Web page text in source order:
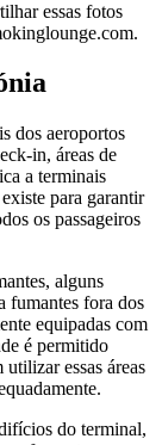
essas fotos
dos aeroportos
in, áreas de
a terminais
para garantir
os passageiros
alguns
fumantes fora dos
equipadas com
é permitido
essas áreas
do terminal,